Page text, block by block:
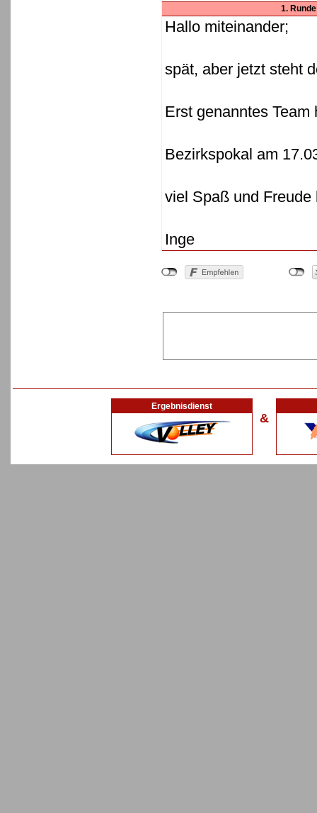
1.
Hallo miteinander;
spät, aber jetzt steht
Erst genanntes Team
Bezirkspokal am
viel Spaß und Freude
Inge
Ergebnisdienst
&